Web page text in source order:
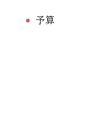
予算